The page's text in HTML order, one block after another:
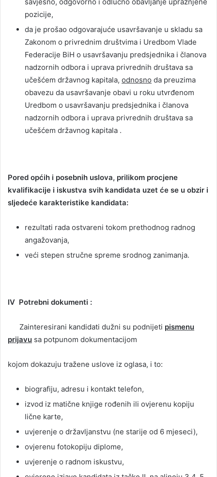
savjesno, odgovorno i odlučno obavljanje upražnjene
pozicije,
da je prošao odgovarajuće usavršavanje u skladu sa
Zakonom o privrednim društvima i Uredbom Vlade
Federacije BiH o usavršavanju predsjednika i članova
nadzornih odbora i uprava privrednih društava sa
učešćem državnog kapitala, odnosno da preuzima
obavezu da usavršavanje obavi u roku utvrđenom
Uredbom o usavršavanju predsjednika i članova
nadzornih odbora i uprava privrednih društava sa
učešćem državnog kapitala .
Pored općih i posebnih uslova, prilikom procjene
kvalifikacije i iskustva svih kandidata uzet će se u obzir i
sljedeće karakteristike kandidata:
rezultati rada ostvareni tokom prethodnog radnog
angažovanja,
veći stepen stručne spreme srodnog zanimanja.
IV Potrebni dokumenti :
Zainteresirani kandidati dužni su podnijeti pismenu
prijavu sa potpunom dokumentacijom
kojom dokazuju tražene uslove iz oglasa, i to:
biografiju, adresu i kontakt telefon,
izvod iz matične knjige rođenih ili ovjerenu kopiju
lične karte,
uvjerenje o državljanstvu (ne starije od 6 mjeseci),
ovjerenu fotokopiju diplome,
uvjerenje o radnom iskustvu,